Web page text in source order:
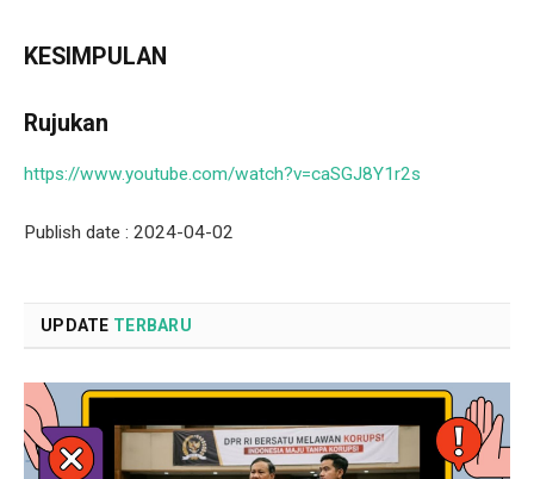
KESIMPULAN
Rujukan
https://www.youtube.com/watch?v=caSGJ8Y1r2s
Publish date : 2024-04-02
UPDATE TERBARU